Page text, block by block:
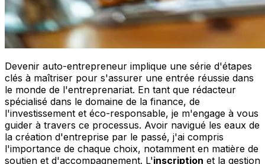
Devenir auto-entrepreneur implique une série d'étapes
clés à maîtriser pour s'assurer une entrée réussie dans
le monde de l'entreprenariat. En tant que rédacteur
spécialisé dans le domaine de la finance, de
l'investissement et éco-responsable, je m'engage à vous
guider à travers ce processus. Avoir navigué les eaux de
la création d'entreprise par le passé, j'ai compris
l'importance de chaque choix, notamment en matière de
soutien et d'accompagnement. L'inscription et la gestion